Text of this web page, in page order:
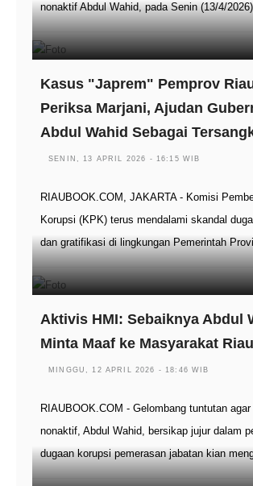
nonaktif Abdul Wahid, pada Senin (13/4/
Kasus "Japrem" Pemprov
Periksa Marjani, Ajudan
Abdul Wahid Sebagai
SENIN, 13 APRIL 2026 - 16:15 WIB
RIAUBOOK.COM, JAKARTA - Komisi
Korupsi (KPK) terus mendalami skandal
dan gratifikasi di lingkungan Pemerintah
Aktivis HMI: Sebaiknya Abdul
Minta Maaf ke Masyarakat Riau
MINGGU, 12 APRIL 2026 - 18:46 WIB
RIAUBOOK.COM - Gelombang tuntutan
nonaktif, Abdul Wahid, bersikap jujur dalam
dugaan korupsi pemerasan jabatan kian